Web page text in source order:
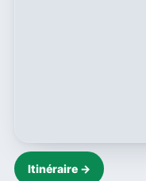
Itinéraire →